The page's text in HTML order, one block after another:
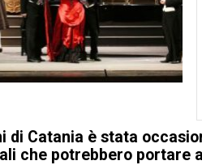
di Catania è stata
che potrebbero portare